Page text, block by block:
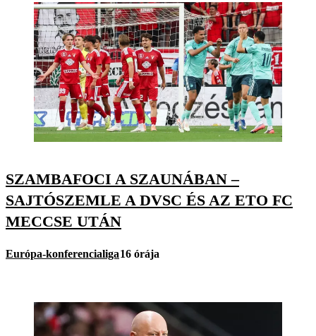
SZAMBAFOCI A SZAUNÁBAN –
SAJTÓSZEMLE A DVSC ÉS AZ ETO FC
MECCSE UTÁN
Európa-konferencialiga16 órája